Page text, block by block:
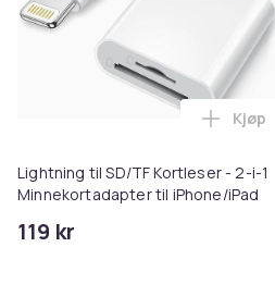
Lightning til SD/TF Kortleser - 2-i-1
Minnekortadapter til iPhone/iPad
119 kr
Kjøp